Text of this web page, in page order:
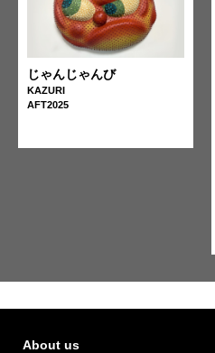
じゃんじゃんび
KAZURI
AFT2025
About us